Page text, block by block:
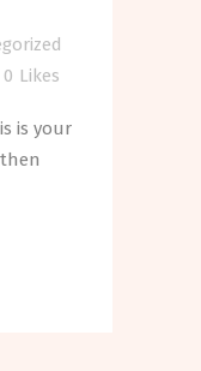
0 Likes
is your